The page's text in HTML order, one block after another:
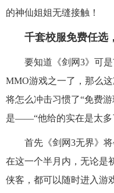
的神仙姐姐无缝接触！
千套校服免费任选
要知道《剑网3》可是
MMO游戏之一了，那么
将怎么冲击习惯了“免费
是——“他给的实在是太多
首先《剑网3无界》将
在这一个半月内，无论是
侠客，都可以随时进入游